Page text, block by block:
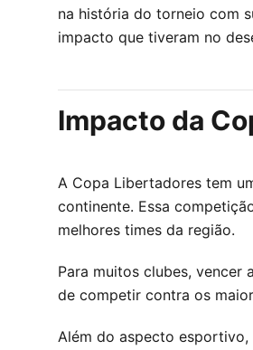
na história do torneio com
impacto que tiveram no
Impacto da
A Copa Libertadores tem
continente. Essa
melhores times da região.
Para muitos clubes, vencer
de competir contra os
Além do aspecto